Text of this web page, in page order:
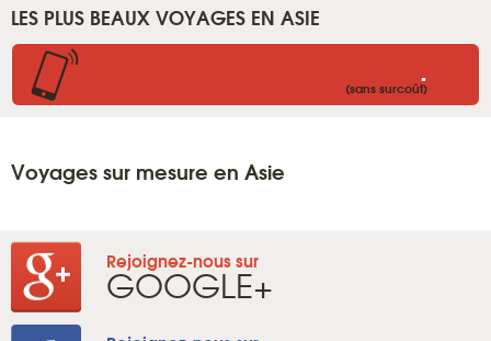
LES PLUS BEAUX VOYAGES EN ASIE
.
(sans surcoût)
Voyages sur mesure en Asie
Rejoignez-nous sur
GOOGLE+